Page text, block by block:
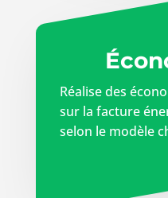
Réalise des
sur la facture
selon le modèle